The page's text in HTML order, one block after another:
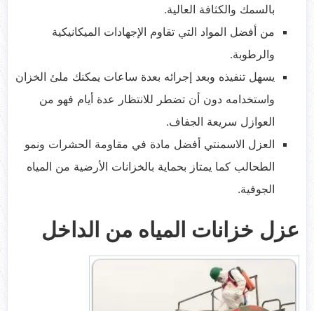
بالسمك والكثافة العالية.
من أفضل المواد التي تقاوم الإجهادات الميكانيكية
والرطوبة.
يسهل تنفيذه وبعد إجرائه بعدة ساعات يمكنك ملئ الخزان
واستخدامه دون أن تضطر للانتظار عدة أيام فهو من
العوازل سريعة الجفاف.
العزل الاسمنتي أفضل مادة في مقاومة الحشرات ونمو
الطحالب كما يمتاز بحماية بالخزانات الأرضية من المياه
الجوفية.
عزل خزانات المياه من الداخل